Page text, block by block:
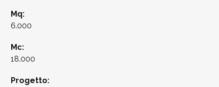
Mq:
6.000
Mc:
18.000
Progetto: